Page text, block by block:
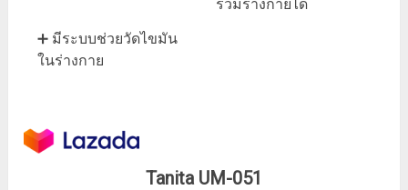
รวมร่างกายได้
➕ มีระบบช่วยวัดไขมัน
ในร่างกาย
Tanita UM-051